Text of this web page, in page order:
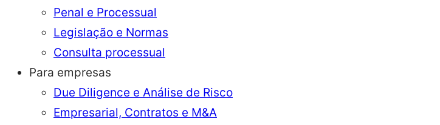
Penal e Processual
Legislação e Normas
Consulta processual
Para empresas
Due Diligence e Análise de Risco
Empresarial, Contratos e M&A